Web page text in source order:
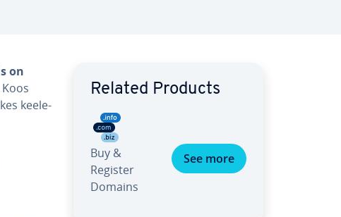
on
Koos
kee­le­
Related Products
Buy &
Register
Domains
See more